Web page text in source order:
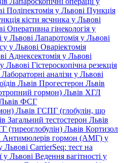
Поліпектомія у Львові Пункція
кісти яєчника у Львові
Оперативна гінекологія у
у Львові Лапаротомія у Львові
у Львові Оваріектомія
Аднексектомія у Львові
Львові Гістероскопічна резекція
Лабораторні аналізи у Львові
Львів Прогестерон Львів
гормон) Львів ХГЛ
ФСГ
Львів ГСПГ (глобулін, що
Загальний тестостерон Львів
(тиреоглобулін) Львів Кортизол
Антимюлерів гормон (АМГ) у
Львові CarrierSeq: тест на
у Львові Ведення вагітності у